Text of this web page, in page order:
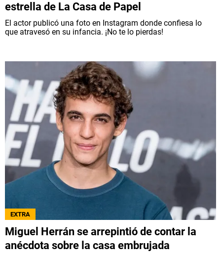
estrella de La Casa de Papel
El actor publicó una foto en Instagram donde confiesa lo
que atravesó en su infancia. ¡No te lo pierdas!
EXTRA
Miguel Herrán se arrepintió de contar la
anécdota sobre la casa embrujada